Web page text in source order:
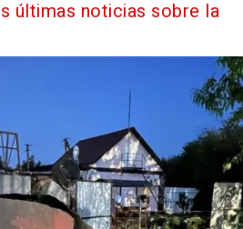
últimas noticias sobre la